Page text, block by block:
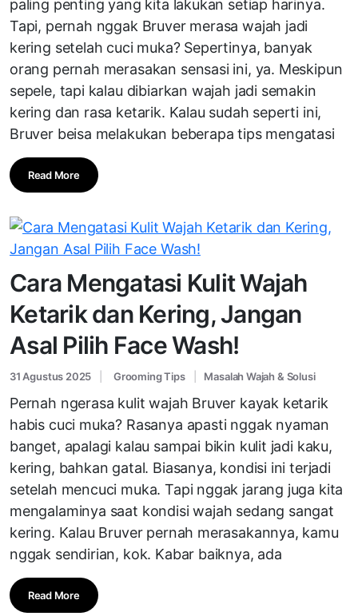
paling penting yang kita lakukan setiap harinya.
Tapi, pernah nggak Bruver merasa wajah jadi
kering setelah cuci muka? Sepertinya, banyak
orang pernah merasakan sensasi ini, ya. Meskipun
sepele, tapi kalau dibiarkan wajah jadi semakin
kering dan rasa ketarik. Kalau sudah seperti ini,
Bruver beisa melakukan beberapa tips mengatasi
Read More
Cara Mengatasi Kulit Wajah
Ketarik dan Kering, Jangan
Asal Pilih Face Wash!
31 Agustus 2025 Grooming Tips Masalah Wajah & Solusi
Pernah ngerasa kulit wajah Bruver kayak ketarik
habis cuci muka? Rasanya apasti nggak nyaman
banget, apalagi kalau sampai bikin kulit jadi kaku,
kering, bahkan gatal. Biasanya, kondisi ini terjadi
setelah mencuci muka. Tapi nggak jarang juga kita
mengalaminya saat kondisi wajah sedang sangat
kering. Kalau Bruver pernah merasakannya, kamu
nggak sendirian, kok. Kabar baiknya, ada
Read More